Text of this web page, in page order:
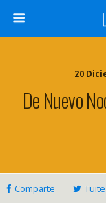
20
De Nuevo
Comparte